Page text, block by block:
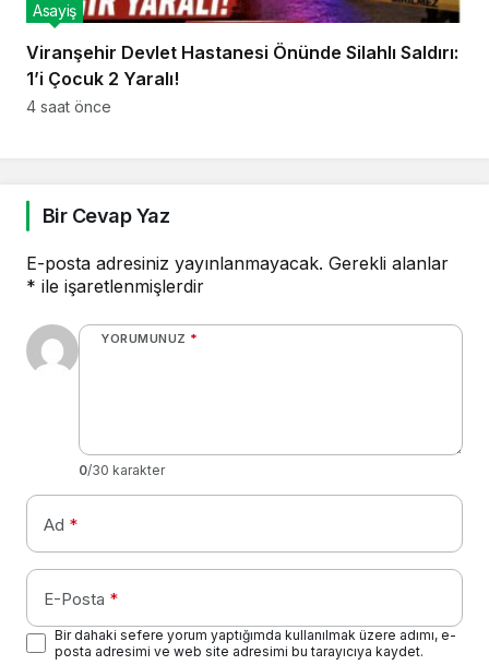
Viranşehir Devlet Hastanesi Önünde Silahlı Saldırı:
1’i Çocuk 2 Yaralı!
Asayiş
4 saat önce
Bir Cevap Yaz
E-posta adresiniz yayınlanmayacak. Gerekli alanlar
* ile işaretlenmişlerdir
YORUMUNUZ *
0/30 karakter
Ad *
E-Posta *
Bir dahaki sefere yorum yaptığımda kullanılmak üzere adımı, e-
posta adresimi ve web site adresimi bu tarayıcıya kaydet.